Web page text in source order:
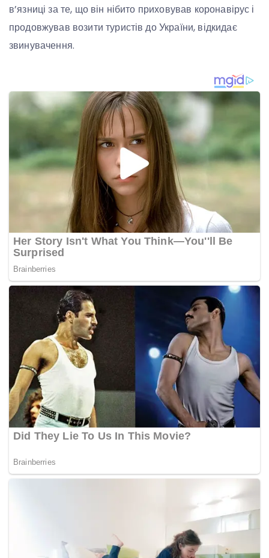
в’язниці за те, що він нібито приховував коронавірус і
продовжував возити туристів до України, відкидає
звинувачення.